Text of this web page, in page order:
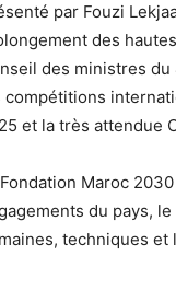
par Fouzi
des
des ministres
compétitions
et la très attendue
Maroc
du pays,
techniques